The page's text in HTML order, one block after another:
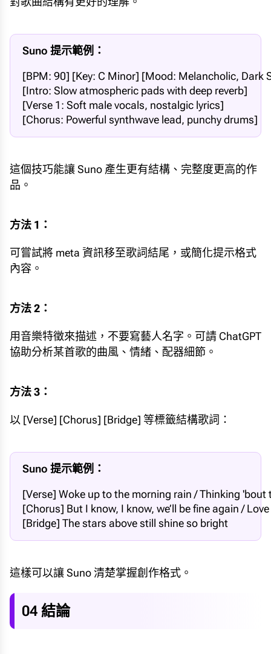
Suno 提示範例：
[BPM: 90] [Key: C Minor] [Mood: Melancholic, Dark
[Intro: Slow atmospheric pads with deep reverb]
[Verse 1: Soft male vocals, nostalgic lyrics]
[Chorus: Powerful synthwave lead, punchy drums]
這個技巧能讓 Suno 產生更有結構、完整度更高的作
品。
方法 1：
可嘗試將 meta 資訊移至歌詞結尾，或簡化提示格式
內容。
方法 2：
用音樂特徵來描述，不要寫藝人名字。可請 ChatGPT
協助分析某首歌的曲風、情緒、配器細節。
方法 3：
以 [Verse] [Chorus] [Bridge] 等標籤結構歌詞：
Suno 提示範例：
[Verse] Woke up to the morning rain / Thinking
[Chorus] But I know, I know, we’ll be fine again /
[Bridge] The stars above still shine so bright
這樣可以讓 Suno 清楚掌握創作格式。
04 結論